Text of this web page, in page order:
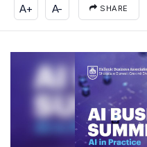
A+ A- SHARE